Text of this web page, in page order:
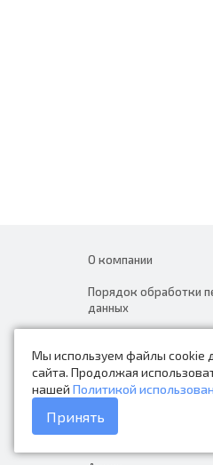
Мы используем файлы cookie
сайта. Продолжая
нашей Политикой
Принять
О компании
Порядок обработки
данных
Контакты
Каталог товаров
Доставка и оплата